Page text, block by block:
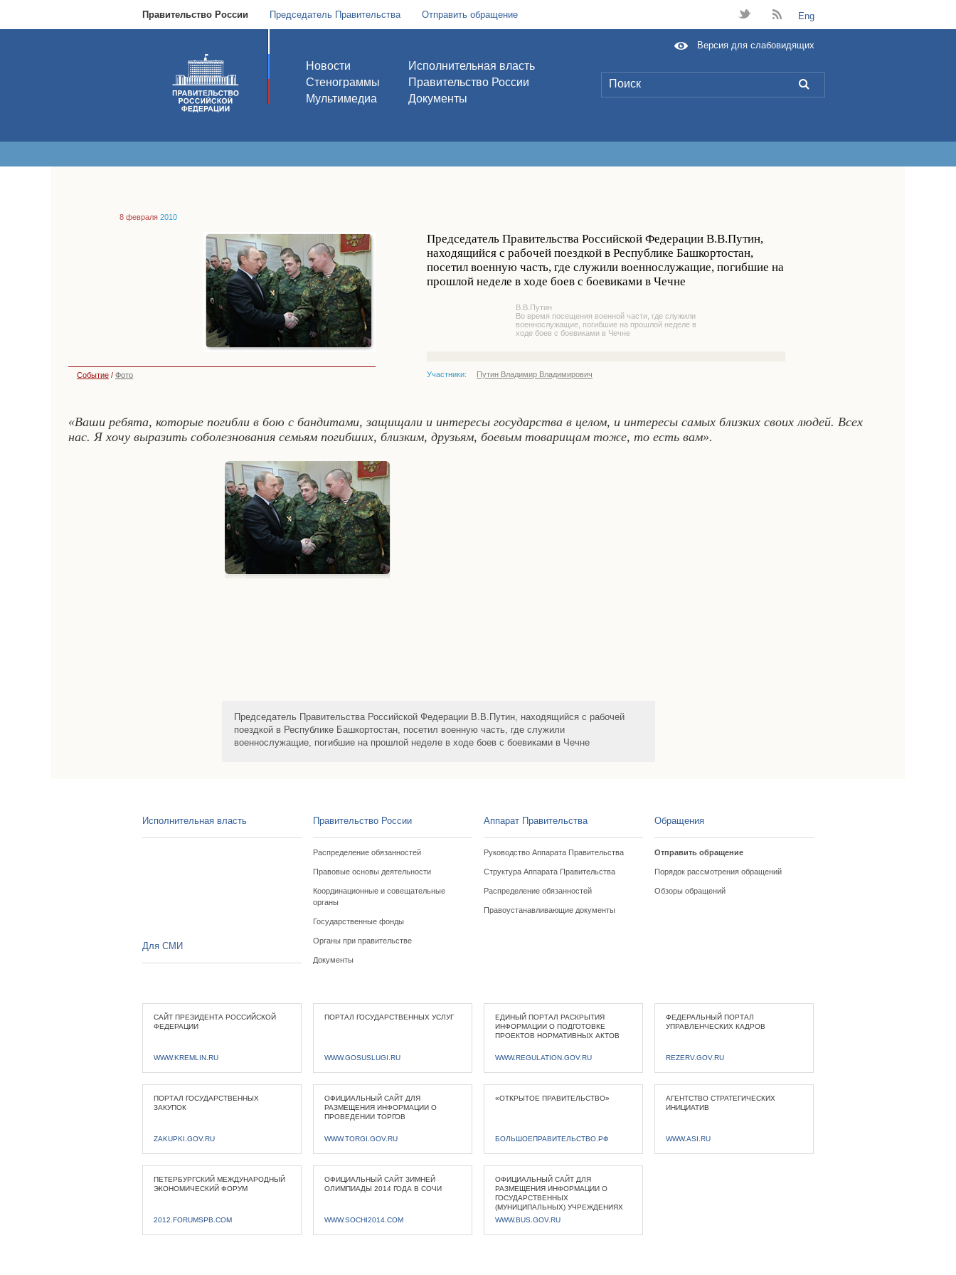
Правительство России Председатель Правительства Отправить обращение t B Eng
Новости
Стенограммы
Мультимедиа
Исполнительная власть
Правительство России
Документы
L
Версия для слабовидящих
8 февраля 2010
Председатель Правительства Российской Федерации В.В.Путин,
находящийся с рабочей поездкой в Республике Башкортостан,
посетил военную часть, где служили военнослужащие, погибшие на
прошлой неделе в ходе боев с боевиками в Чечне
В.В.Путин
Во время посещения военной части, где служили
военнослужащие, погибшие на прошлой неделе в
ходе боев с боевиками в Чечне
Событие / Фото Участники: Путин Владимир Владимирович
«Ваши ребята, которые погибли в бою с бандитами, защищали и интересы государства в целом, и интересы самых близких своих людей. Всех
нас. Я хочу выразить соболезнования семьям погибших, близким, друзьям, боевым товарищам тоже, то есть вам».
Председатель Правительства Российской Федерации В.В.Путин, находящийся с рабочей
поездкой в Республике Башкортостан, посетил военную часть, где служили
военнослужащие, погибшие на прошлой неделе в ходе боев с боевиками в Чечне
Исполнительная власть Правительство России
Распределение обязанностей
Правовые основы деятельности
Координационные и совещательные
органы
Государственные фонды
Органы при правительстве
Документы
Аппарат Правительства
Руководство Аппарата Правительства
Структура Аппарата Правительства
Распределение обязанностей
Правоустанавливающие документы
Обращения
Отправить обращение
Порядок рассмотрения обращений
Обзоры обращений
Для СМИ
САЙТ ПРЕЗИДЕНТА РОССИЙСКОЙ
ФЕДЕРАЦИИ
WWW.KREMLIN.RU
ПОРТАЛ ГОСУДАРСТВЕННЫХ УСЛУГ
WWW.GOSUSLUGI.RU
ЕДИНЫЙ ПОРТАЛ РАСКРЫТИЯ
ИНФОРМАЦИИ О ПОДГОТОВКЕ
ПРОЕКТОВ НОРМАТИВНЫХ АКТОВ
WWW.REGULATION.GOV.RU
ФЕДЕРАЛЬНЫЙ ПОРТАЛ
УПРАВЛЕНЧЕСКИХ КАДРОВ
REZERV.GOV.RU
ПОРТАЛ ГОСУДАРСТВЕННЫХ
ЗАКУПОК
ZAKUPKI.GOV.RU
ОФИЦИАЛЬНЫЙ САЙТ ДЛЯ
РАЗМЕЩЕНИЯ ИНФОРМАЦИИ О
ПРОВЕДЕНИИ ТОРГОВ
WWW.TORGI.GOV.RU
«ОТКРЫТОЕ ПРАВИТЕЛЬСТВО»
БОЛЬШОЕПРАВИТЕЛЬСТВО.РФ
АГЕНТСТВО СТРАТЕГИЧЕСКИХ
ИНИЦИАТИВ
WWW.ASI.RU
ПЕТЕРБУРГСКИЙ МЕЖДУНАРОДНЫЙ
ЭКОНОМИЧЕСКИЙ ФОРУМ
2012.FORUMSPB.COM
ОФИЦИАЛЬНЫЙ САЙТ ЗИМНЕЙ
ОЛИМПИАДЫ 2014 ГОДА В СОЧИ
WWW.SOCHI2014.COM
ОФИЦИАЛЬНЫЙ САЙТ ДЛЯ
РАЗМЕЩЕНИЯ ИНФОРМАЦИИ О
ГОСУДАРСТВЕННЫХ
(МУНИЦИПАЛЬНЫХ) УЧРЕЖДЕНИЯХ
WWW.BUS.GOV.RU